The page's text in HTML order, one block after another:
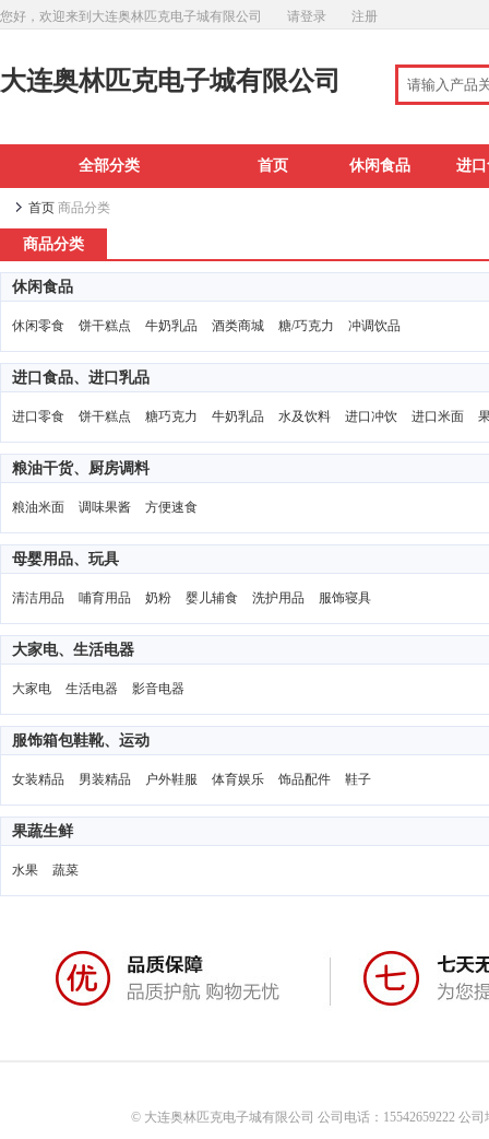
您好，欢迎来到大连奥林匹克电子城有限公司 请登录 注册
大连奥林匹克电子城有限公司
全部分类 首页 休闲食品 进
首页 商品分类
商品分类
休闲食品
休闲零食 饼干糕点 牛奶乳品 酒类商城 糖/巧克力 冲调饮品
进口食品、进口乳品
进口零食 饼干糕点 糖巧克力 牛奶乳品 水及饮料 进口冲饮 进口米面
粮油干货、厨房调料
粮油米面 调味果酱 方便速食
母婴用品、玩具
清洁用品 哺育用品 奶粉 婴儿辅食 洗护用品 服饰寝具
大家电、生活电器
大家电 生活电器 影音电器
服饰箱包鞋靴、运动
女装精品 男装精品 户外鞋服 体育娱乐 饰品配件 鞋子
果蔬生鲜
水果 蔬菜
© 大连奥林匹克电子城有限公司 公司电话：15542659222 公